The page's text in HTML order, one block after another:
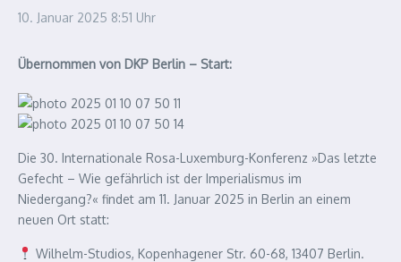
10. Januar 2025 8:51 Uhr
Übernommen von DKP Berlin – Start:
Die 30. Internationale Rosa-Luxemburg-Konferenz »Das letzte
Gefecht – Wie gefährlich ist der Imperialismus im
Niedergang?« findet am 11. Januar 2025 in Berlin an einem
neuen Ort statt:
Wilhelm-Studios, Kopenhagener Str. 60-68, 13407 Berlin.